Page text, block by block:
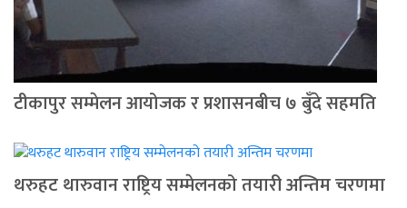
टीकापुर सम्मेलन आयोजक र प्रशासनबीच ७ बुँदे सहमति
थरुहट थारुवान राष्ट्रिय सम्मेलनको तयारी अन्तिम चरणमा